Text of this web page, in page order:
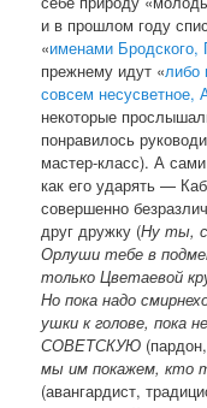
и в прошлом году
«именами Бродского,
прежнему идут «либо
совсем несусветное,
некоторые
понравилось
мастер-класс). А
как его ударять —
совершенно
друг дружку (Ну ты,
Орлуши тебе в
только Цветаевой
Но пока надо
ушки к голове, пока
СОВЕТСКУЮ
мы им покажем, кто
(авангардист,